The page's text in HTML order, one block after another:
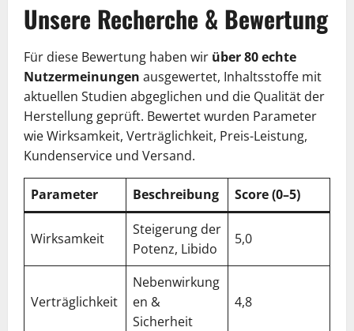
Unsere Recherche & Bewertung
Für diese Bewertung haben wir über 80 echte
Nutzermeinungen ausgewertet, Inhaltsstoffe mit
aktuellen Studien abgeglichen und die Qualität der
Herstellung geprüft. Bewertet wurden Parameter
wie Wirksamkeit, Verträglichkeit, Preis-Leistung,
Kundenservice und Versand.
Parameter Beschreibung Score (0–5)
Wirksamkeit
Steigerung der
Potenz, Libido
5,0
Verträglichkeit
Nebenwirkung
en &
Sicherheit
4,8